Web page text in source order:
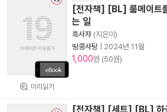
미리읽기
[전자책] [BL] 룸메이트
는 일
흑사자 (지은이)
땅콩사탕
2024년 11월
1,000원 (50원)
[전자책] [세트] [BL]